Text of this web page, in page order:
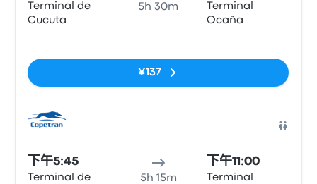
Terminal de
Cucuta
5h 30m
Terminal
Ocaña
¥137
下午5:45
Terminal de
5h 15m
下午11:00
Terminal